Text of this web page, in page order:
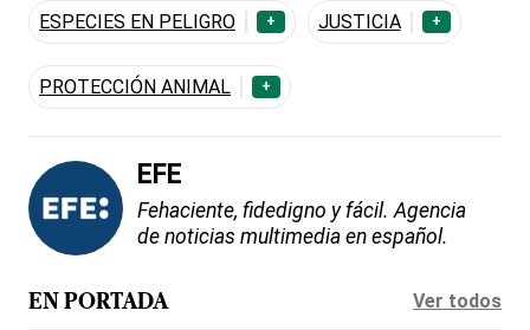
ESPECIES EN PELIGRO + JUSTICIA +
PROTECCIÓN ANIMAL +
EFE
Fehaciente, fidedigno y fácil. Agencia
de noticias multimedia en español.
EN PORTADA Ver todos